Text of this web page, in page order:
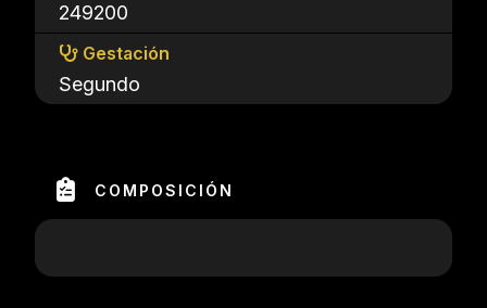
249200
Gestación
Segundo
COMPOSICIÓN